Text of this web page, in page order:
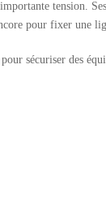
tension.
pour fixer une
sécuriser des